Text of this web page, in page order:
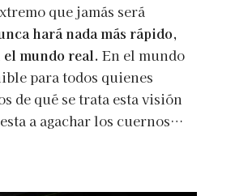
que jamás será
hará nada más rápido,
el mundo real. En el mundo
para todos quienes
de qué se trata esta visión
a agachar los cuernos…